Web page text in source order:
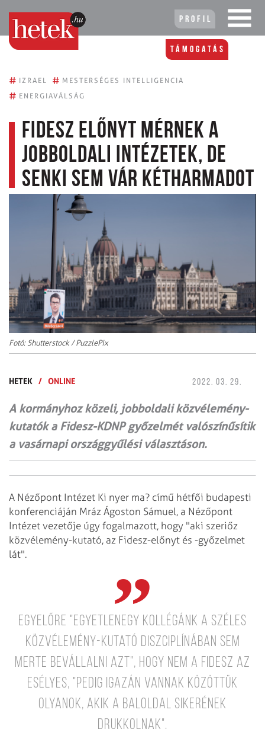
Profil
Támogatás
# IZRAEL # MESTERSÉGES INTELLIGENCIA
# ENERGIAVÁLSÁG
Fidesz előnyt mérnek a
jobboldali intézetek, de
senki sem vár kétharmadot
Fotó: Shutterstock / PuzzlePix
HETEK / ONLINE 2022. 03. 29.
A kormányhoz közeli, jobboldali közvélemény-
kutatók a Fidesz-KDNP győzelmét valószínűsítik
a vasárnapi országgyűlési választáson.
A Nézőpont Intézet Ki nyer ma? című hétfői budapesti
konferenciáján Mráz Ágoston Sámuel, a Nézőpont
Intézet vezetője úgy fogalmazott, hogy "aki szeriőz
közvélemény-kutató, az Fidesz-előnyt és -győzelmet
lát".
Egyelőre "egyetlenegy kollégánk a széles
közvélemény-kutató diszciplínában sem
merte bevállalni azt", hogy nem a Fidesz az
esélyes, "pedig igazán vannak közöttük
olyanok, akik a baloldal sikerének
drukkolnak".